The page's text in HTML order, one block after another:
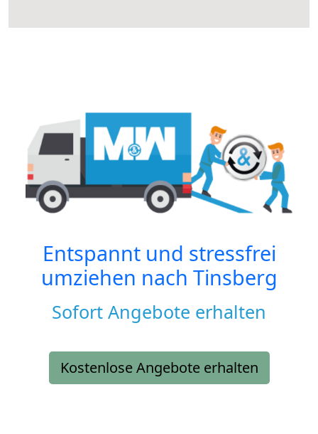
Entspannt und stressfrei
umziehen nach Tinsberg
Sofort Angebote erhalten
Kostenlose Angebote erhalten